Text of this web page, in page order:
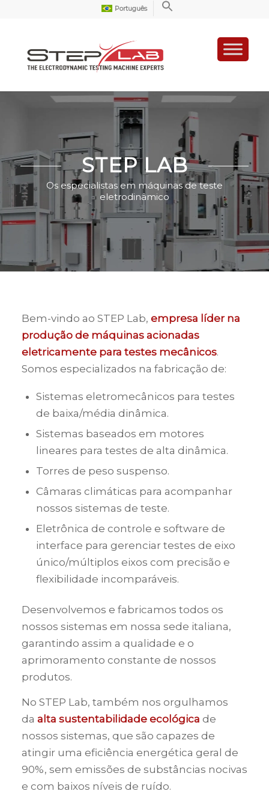
Português
STEP LAB
Os especialistas em máquinas de teste
eletrodinâmico
Bem-vindo ao STEP Lab, empresa líder na
produção de máquinas acionadas
eletricamente para testes mecânicos.
Somos especializados na fabricação de:
Sistemas eletromecânicos para testes
de baixa/média dinâmica.
Sistemas baseados em motores
lineares para testes de alta dinâmica.
Torres de peso suspenso.
Câmaras climáticas para acompanhar
nossos sistemas de teste.
Eletrônica de controle e software de
interface para gerenciar testes de eixo
único/múltiplos eixos com precisão e
flexibilidade incomparáveis.
Desenvolvemos e fabricamos todos os
nossos sistemas em nossa sede italiana,
garantindo assim a qualidade e o
aprimoramento constante de nossos
produtos.
No STEP Lab, também nos orgulhamos
da alta sustentabilidade ecológica de
nossos sistemas, que são capazes de
atingir uma eficiência energética geral de
90%, sem emissões de substâncias nocivas
e com baixos níveis de ruído.